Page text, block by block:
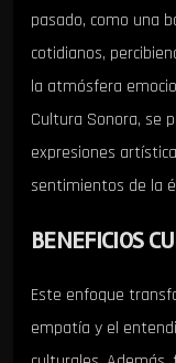
pasado, como una
cotidianos,
la atmósfera
Cultura Sonora, se
expresiones
sentimientos de la
BENEFICIOS
Este enfoque
empatía y el